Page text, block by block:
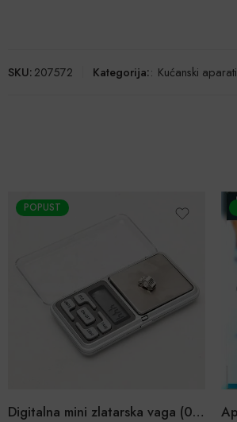
SKU:207572 Kategorija:: Kućanski
POPUST
Digitalna mini zlatarska vaga (0,01g-500g)